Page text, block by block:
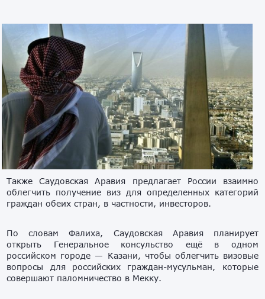
Также Саудовская Аравия предлагает России взаимно
облегчить получение виз для определенных категорий
граждан обеих стран, в частности, инвесторов.
По словам Фалиха, Саудовская Аравия планирует
открыть Генеральное консульство ещё в одном
российском городе — Казани, чтобы облегчить визовые
вопросы для российских граждан-мусульман, которые
совершают паломничество в Мекку.